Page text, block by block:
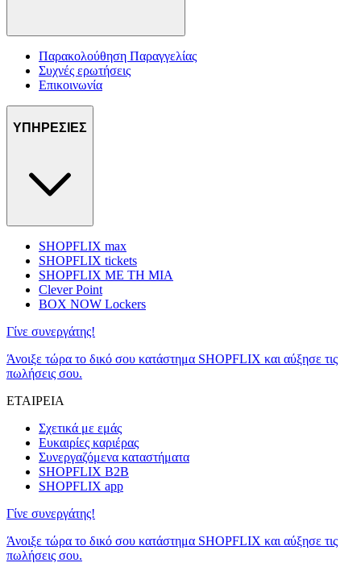
Παρακολούθηση Παραγγελίας
Συχνές ερωτήσεις
Επικοινωνία
ΥΠΗΡΕΣΙΕΣ
SHOPFLIX max
SHOPFLIX tickets
SHOPFLIX ΜΕ ΤΗ ΜΙΑ
Clever Point
BOX NOW Lockers
Γίνε συνεργάτης!
Άνοιξε τώρα το δικό σου κατάστημα SHOPFLIX και αύξησε τις
πωλήσεις σου.
ΕΤΑΙΡΕΙΑ
Σχετικά με εμάς
Ευκαιρίες καριέρας
Συνεργαζόμενα καταστήματα
SHOPFLIX B2B
SHOPFLIX app
Γίνε συνεργάτης!
Άνοιξε τώρα το δικό σου κατάστημα SHOPFLIX και αύξησε τις
πωλήσεις σου.